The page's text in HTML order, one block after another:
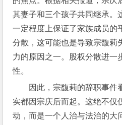
其妻子和三个孩子共同继承。
一定程度上保证了家族成员的
分散，这可能也是导致宗馥莉
力的原因之一。股权分散进一
性。
因此，宗馥莉的辞职事件
实都因宗庆后而起。这绝不仅
动，而是一个人治与法治的大